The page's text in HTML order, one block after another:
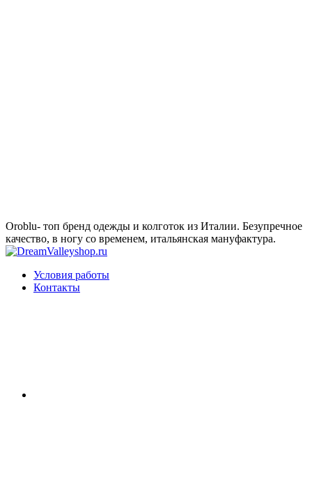
Oroblu- топ бренд одежды и колготок из Италии. Безупречное
качество, в ногу со временем, итальянская мануфактура.
Условия работы
Контакты